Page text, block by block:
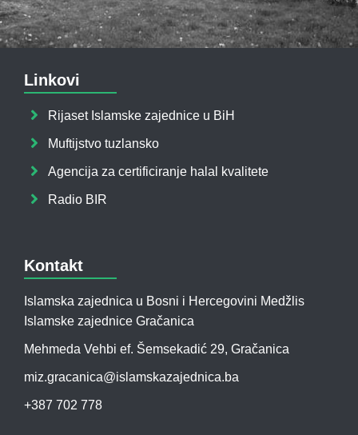
Linkovi
Rijaset Islamske zajednice u BiH
Muftijstvo tuzlansko
Agencija za certificiranje halal kvalitete
Radio BIR
Kontakt
Islamska zajednica u Bosni i Hercegovini Medžlis
Islamske zajednice Gračanica
Mehmeda Vehbi ef. Šemsekadić 29, Gračanica
miz.gracanica@islamskazajednica.ba
+387 702 778